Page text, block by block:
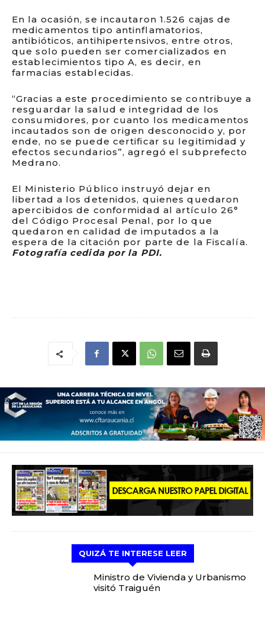
En la ocasión, se incautaron 1.526 cajas de
medicamentos tipo antinflamatorios,
antibióticos, antihipertensivos, entre otros,
que solo pueden ser comercializados en
establecimientos tipo A, es decir, en
farmacias establecidas.
“Gracias a este procedimiento se contribuye a
resguardar la salud e integridad de los
consumidores, por cuanto los medicamentos
incautados son de origen desconocido y, por
ende, no se puede certificar su legitimidad y
efectos secundarios”, agregó el subprefecto
Medrano.
El Ministerio Público instruyó dejar en
libertad a los detenidos, quienes quedaron
apercibidos de conformidad al artículo 26°
del Código Procesal Penal, por lo que
quedaron en calidad de imputados a la
espera de la citación por parte de la Fiscalía.
Fotografía cedida por la PDI.
QUIZÁ TE INTERESE LEER
Ministro de Vivienda y Urbanismo
visitó Traiguén